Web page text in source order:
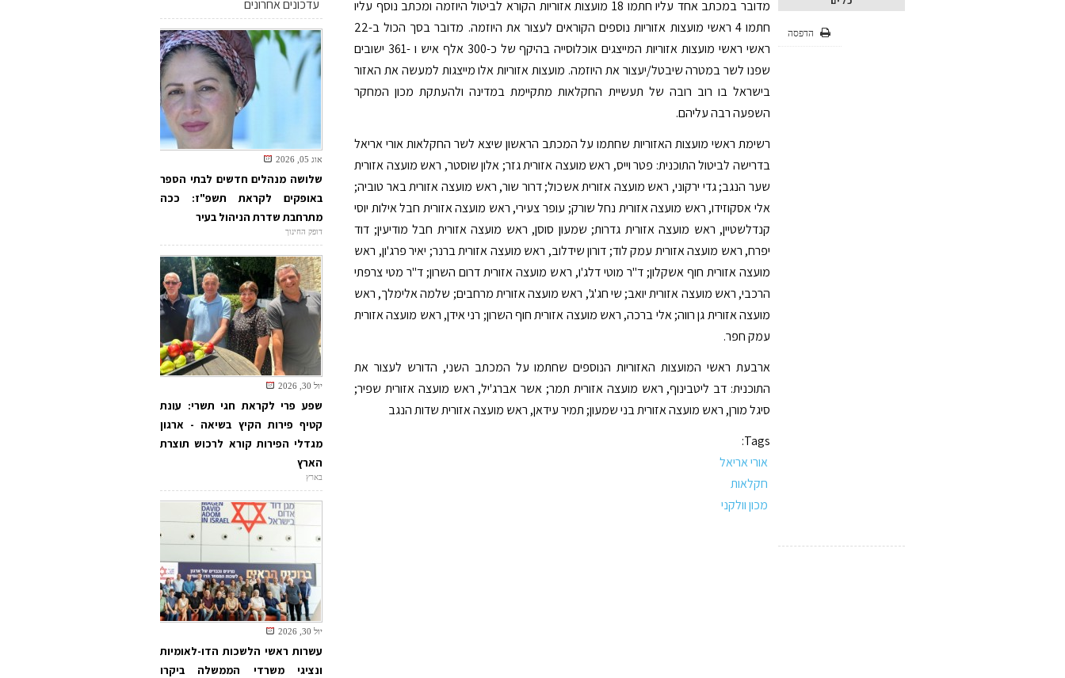
הדפסה
מדובר במכתב אחד עליו חתמו 18 מועצות אזוריות הקורא לביטול היוזמה ומכתב נוסף עליו
חתמו 4 ראשי מועצות אזוריות נוספים הקוראים לעצור את היוזמה. מדובר בסך הכול ב-22
ראשי ראשי מועצות אזוריות המייצגים אוכלוסייה בהיקף של כ-300 אלף איש ו -361 ישובים
שפנו לשר במטרה שיבטל/יעצור את היוזמה. מועצות אזוריות אלו מייצגות למעשה את האזור
בישראל בו רוב רובה של תעשיית החקלאות מתקיימת במדינה ולהעתקת מכון המחקר
השפעה רבה עליהם.
רשימת ראשי מועצות האזוריות שחתמו על המכתב הראשון שיצא לשר החקלאות אורי אריאל
בדרישה לביטול התוכנית: פטר וייס, ראש מועצה אזורית גזר; אלון שוסטר, ראש מועצה אזורית
שער הנגב; גדי ירקוני, ראש מועצה אזורית אשכול; דרור שור, ראש מועצה אזורית באר טוביה;
אלי אסקוזידו, ראש מועצה אזורית נחל שורק; עופר צעירי, ראש מועצה אזורית חבל אילות יוסי
קנדלשטיין, ראש מועצה אזורית גדרות; שמעון סוסן, ראש מועצה אזורית חבל מודיעין; דוד
יפרח, ראש מועצה אזורית עמק לוד; דורון שידלוב, ראש מועצה אזורית ברנר; יאיר פרג'ון, ראש
מועצה אזורית חוף אשקלון; ד"ר מוטי דלג'ו, ראש מועצה אזורית דרום השרון; ד"ר מטי צרפתי
הרכבי, ראש מועצה אזורית יואב; שי חג'ג', ראש מועצה אזורית מרחבים; שלמה אלימלך, ראש
מועצה אזורית גן רווה; אלי ברכה, ראש מועצה אזורית חוף השרון; רני אידן, ראש מועצה אזורית
עמק חפר.
ארבעת ראשי המועצות האזוריות הנוספים שחתמו על המכתב השני, הדורש לעצור את
התוכנית: דב ליטבינוף, ראש מועצה אזורית תמר; אשר אברג'יל, ראש מועצה אזורית שפיר;
סיגל מורן, ראש מועצה אזורית בני שמעון; תמיר עידאן, ראש מועצה אזורית שדות הנגב
Tags:
אורי אריאל
חקלאות
מכון וולקני
עדכונים אחרונים
אוג 05, 2026
שלושה מנהלים חדשים לבתי הספר
באופקים לקראת תשפ"ז: ככה
מתרחבת שדרת הניהול בעיר
דופק החינוך
יול 30, 2026
שפע פרי לקראת חגי תשרי: עונת
קטיף פירות הקיץ בשיאה - ארגון
מגדלי הפירות קורא לרכוש תוצרת
הארץ
בארץ
יול 30, 2026
עשרות ראשי הלשכות הדו-לאומיות
ונציגי משרדי הממשלה ביקרו